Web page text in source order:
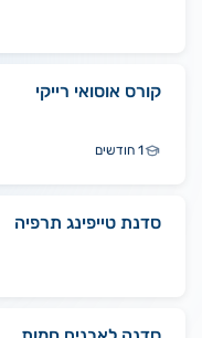
קורס אוסואי רייקי
1 חודשים
סדנת טייפינג תרפיה